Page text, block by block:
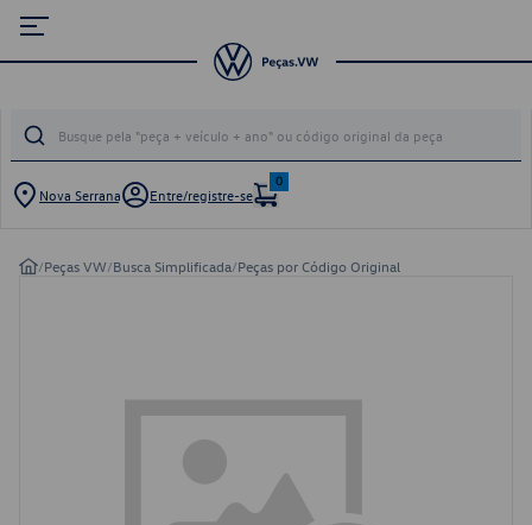
Nova Serrana Entre/registre-se
0
/Peças VW/Busca Simplificada/Peças por Código Original